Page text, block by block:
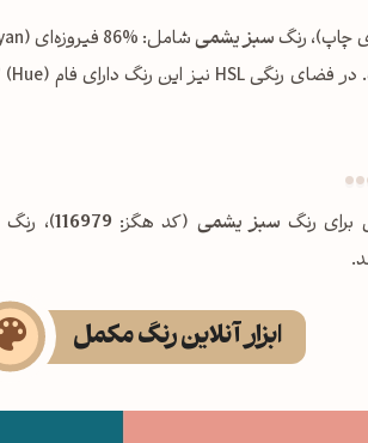
سبز یشمی
رنگ سبز یشمی (کد هگز: 116979)، رنگ
ابزار آنلاین رنگ مکمل